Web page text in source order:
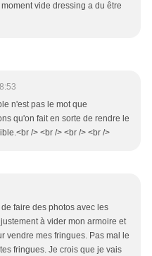
vide dressing a du être
n'est pas le mot que
qu'on fait en sorte de rendre le
/> <br /> <br /> <br />
faire des photos avec les
à vider mon armoire et
vendre mes fringues. Pas mal le
fringues. Je crois que je vais